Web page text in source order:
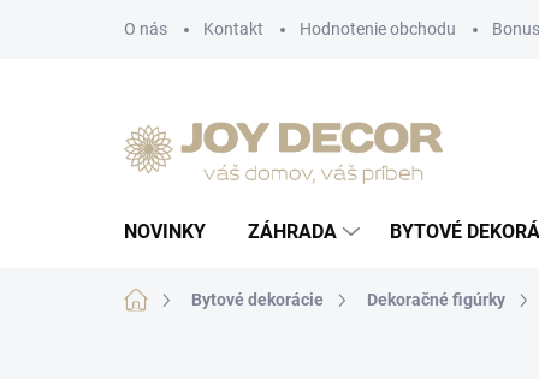
O nás Kontakt Hodnotenie obchodu
NOVINKY ZÁHRADA BYTOVÉ
DomovBytové dekorácie Dekoračné figúrky